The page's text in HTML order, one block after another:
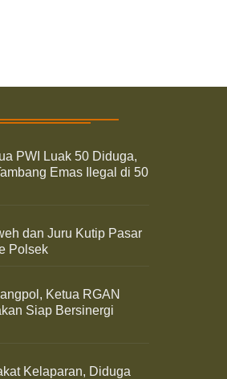
PWI Luak 50 Diduga,
Emas Ilegal di 50
dan Juru Kutip Pasar
Polsek
Ketua RGAN
Siap Bersinergi
Kelaparan, Diduga